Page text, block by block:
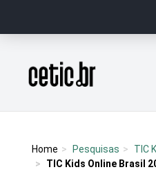
Página inicial
Home Pesquisas TIC
TIC Kids Online Brasil